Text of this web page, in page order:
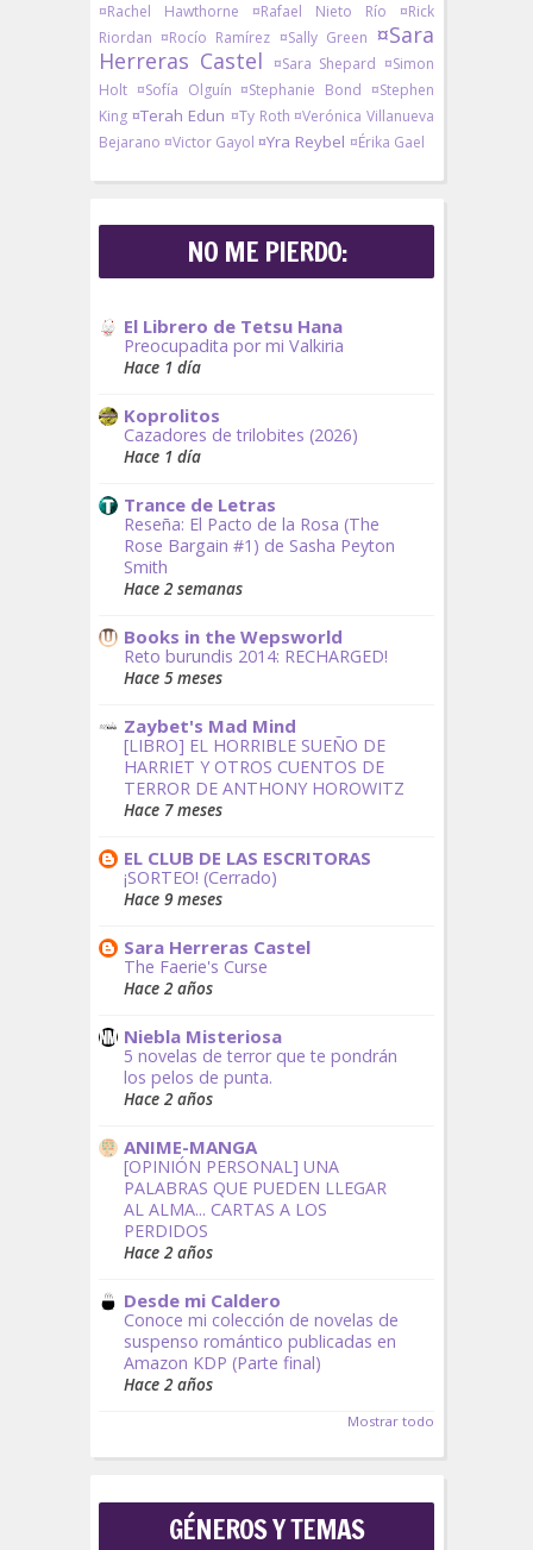
¤Rachel Hawthorne
¤Rafael Nieto Río
¤Rick
Riordan ¤Rocío Ramírez ¤Sally Green ¤Sara
Herreras Castel
¤Sara Shepard ¤Simon
Holt ¤Sofía Olguín ¤Stephanie Bond ¤Stephen
King ¤Terah Edun ¤Ty Roth ¤Verónica Villanueva
Bejarano ¤Victor Gayol ¤Yra Reybel ¤Érika Gael
NO ME PIERDO:
El Librero de Tetsu Hana
Preocupadita por mi Valkiria
Hace 1 día
Koprolitos
Cazadores de trilobites (2026)
Hace 1 día
Trance de Letras
Reseña: El Pacto de la Rosa (The
Rose Bargain #1) de Sasha Peyton
Smith
Hace 2 semanas
Books in the Wepsworld
Reto burundis 2014: RECHARGED!
Hace 5 meses
Zaybet's Mad Mind
[LIBRO] EL HORRIBLE SUEÑO DE
HARRIET Y OTROS CUENTOS DE
TERROR DE ANTHONY HOROWITZ
Hace 7 meses
EL CLUB DE LAS ESCRITORAS
¡SORTEO! (Cerrado)
Hace 9 meses
Sara Herreras Castel
The Faerie's Curse
Hace 2 años
Niebla Misteriosa
5 novelas de terror que te pondrán
los pelos de punta.
Hace 2 años
ANIME-MANGA
[OPINIÓN PERSONAL] UNA
PALABRAS QUE PUEDEN LLEGAR
AL ALMA... CARTAS A LOS
PERDIDOS
Hace 2 años
Desde mi Caldero
Conoce mi colección de novelas de
suspenso romántico publicadas en
Amazon KDP (Parte final)
Hace 2 años
Mostrar todo
GÉNEROS Y TEMAS